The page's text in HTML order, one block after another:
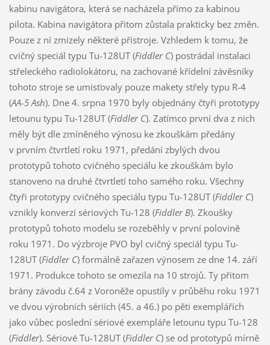
kabinu navigátora, která se nacházela přímo za kabinou
pilota. Kabina navigátora přitom zůstala prakticky bez změn.
Pouze z ní zmizely některé přístroje. Vzhledem k tomu, že
cvičný speciál typu Tu-128UT (Fiddler C) postrádal instalaci
střeleckého radiolokátoru, na zachované křídelní závěsníky
tohoto stroje se umisťovaly pouze makety střely typu R-4
(AA-5 Ash). Dne 4. srpna 1970 byly objednány čtyři prototypy
letounu typu Tu-128UT (Fiddler C). Zatímco první dva z nich
měly být dle zmíněného výnosu ke zkouškám předány
v prvním čtvrtletí roku 1971, předání zbylých dvou
prototypů tohoto cvičného speciálu ke zkouškám bylo
stanoveno na druhé čtvrtletí toho samého roku. Všechny
čtyři prototypy cvičného speciálu typu Tu-128UT (Fiddler C)
vznikly konverzí sériových Tu-128 (Fiddler B). Zkoušky
prototypů tohoto modelu se rozeběhly v první polovině
roku 1971. Do výzbroje PVO byl cvičný speciál typu Tu-
128UT (Fiddler C) formálně zařazen výnosem ze dne 14. září
1971. Produkce tohoto se omezila na 10 strojů. Ty přitom
brány závodu č.64 z Voroněže opustily v průběhu roku 1971
ve dvou výrobních sériích (45. a 46.) po pěti exemplářích
jako vůbec poslední sériové exempláře letounu typu Tu-128
(Fiddler). Sériové Tu-128UT (Fiddler C) se od prototypů mírně